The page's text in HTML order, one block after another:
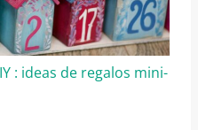
: ideas de regalos mini-